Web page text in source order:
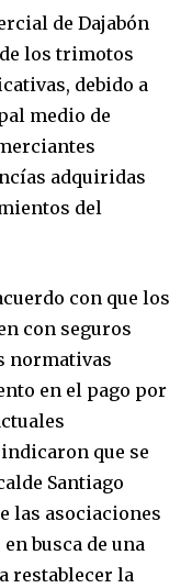
de Dajabón
los trimotos
debido a
medio de
adquiridas
del
con que los
con seguros
normativas
en el pago por
que se
Santiago
las asociaciones
busca de una
restablecer la